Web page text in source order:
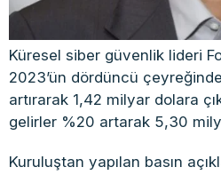
Küresel siber güvenlik lideri
2023’ün dördüncü
artırarak 1,42 milyar dolara
gelirler %20 artarak 5,30
Kuruluştan yapılan basın